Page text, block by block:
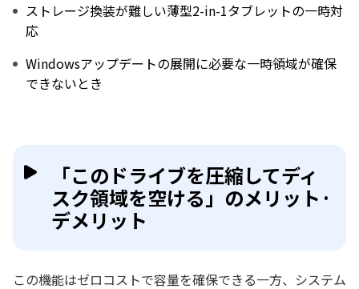
ストレージ換装が難しい薄型2-in-1タブレットの一時対
応
Windowsアップデートの展開に必要な一時領域が確保
できないとき
「このドライブを圧縮してディ
スク領域を空ける」のメリット·
デメリット
この機能はゼロコストで容量を確保できる一方、システム